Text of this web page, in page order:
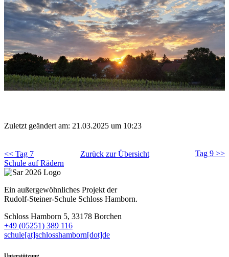
Zuletzt geändert am: 21.03.2025 um 10:23
<< Tag 7 Zurück zur Übersicht
Tag 9 >>
Schule auf Rädern
Ein außergewöhnliches Projekt der
Rudolf-Steiner-Schule Schloss Hamborn.
Schloss Hamborn 5, 33178 Borchen
+49 (05251) 389 116
schule[at]schlosshamborn[dot]de
Unterstützung